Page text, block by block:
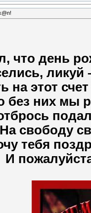
что день
ликуй
на этот
без них мы
На свободу
тебя
И